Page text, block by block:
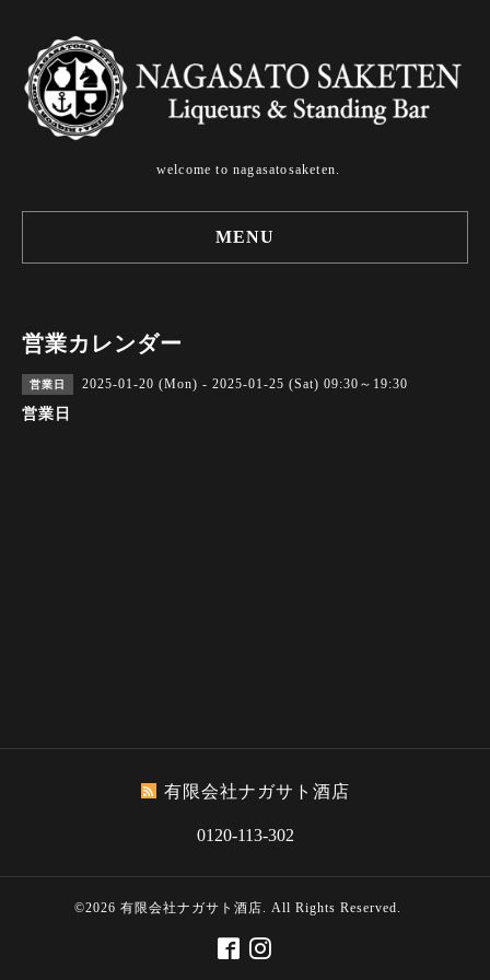
welcome to nagasatosaketen.
MENU
営業カレンダー
営業日 2025-01-20 (Mon) - 2025-01-25 (Sat) 09:30～19:30
営業日
有限会社ナガサト酒店
0120-113-302
©2026 有限会社ナガサト酒店. All Rights Reserved.